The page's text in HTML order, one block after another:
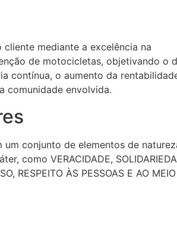
mediante a excelência na
de motocicletas, objetivando o
contínua, o aumento da
comunidade envolvida.
um conjunto de elementos de
como VERACIDADE,
RESPEITO ÀS PESSOAS E AO MEIO